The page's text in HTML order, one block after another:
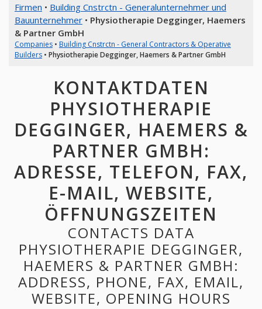
Firmen • Building Cnstrctn - Generalunternehmer und
Bauunternehmer• Physiotherapie Degginger, Haemers
& Partner GmbH
Companies• Building Cnstrctn - General Contractors & Operative
Builders• Physiotherapie Degginger, Haemers & Partner GmbH
KONTAKTDATEN
PHYSIOTHERAPIE
DEGGINGER, HAEMERS &
PARTNER GMBH:
ADRESSE, TELEFON, FAX,
E-MAIL, WEBSITE,
ÖFFNUNGSZEITEN
CONTACTS DATA
PHYSIOTHERAPIE DEGGINGER,
HAEMERS & PARTNER GMBH:
ADDRESS, PHONE, FAX, EMAIL,
WEBSITE, OPENING HOURS